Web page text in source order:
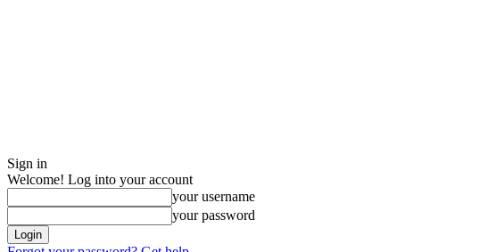
Sign in
Welcome! Log into your account
your username
your password